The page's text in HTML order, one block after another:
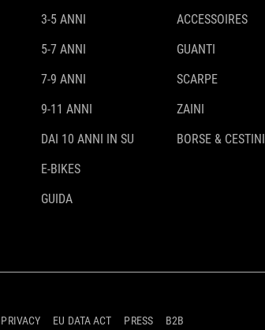
3-5 ANNI
5-7 ANNI
7-9 ANNI
9-11 ANNI
DAI 10 ANNI IN SU
E-BIKES
GUIDA
ACCESSOIRES
GUANTI
SCARPE
ZAINI
BORSE & CESTINI
PRIVACY EU DATA ACT PRESS B2B